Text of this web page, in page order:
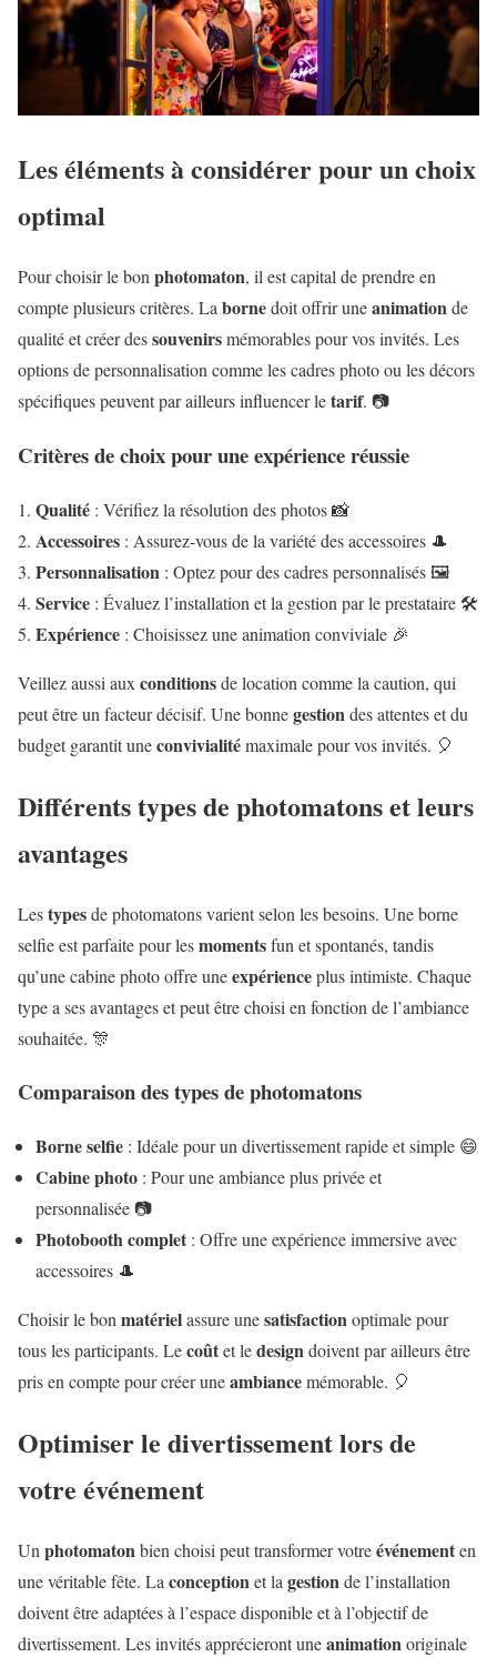
Les éléments à considérer pour un choix
optimal
Pour choisir le bonphotomaton, il est capital de prendre en
compte plusieurs critères. Labornedoit offrir uneanimationde
qualité et créer dessouvenirsmémorables pour vos invités. Les
options de personnalisation comme les cadres photo ou les décors
spécifiques peuvent par ailleurs influencer letarif. 📷
Critères de choix pour une expérience réussie
Qualité : Vérifiez la résolution des photos 📸
Accessoires : Assurez-vous de la variété des accessoires 🎩
Personnalisation : Optez pour des cadres personnalisés 🖼️
Service : Évaluez l’installation et la gestion par le prestataire 🛠️
Expérience : Choisissez une animation conviviale 🎉
Veillez aussi aux conditionsde location comme la caution, qui
peut être un facteur décisif. Une bonnegestiondes attentes et du
budget garantit uneconvivialitémaximale pour vos invités. 🎈
Différents types de photomatons et leurs
avantages
Lestypesde photomatons varient selon les besoins. Une borne
selfie est parfaite pour lesmomentsfun et spontanés, tandis
qu’une cabine photo offre uneexpérienceplus intimiste. Chaque
type a ses avantages et peut être choisi en fonction de l’ambiance
souhaitée. 🎊
Comparaison des types de photomatons
Borne selfie : Idéale pour un divertissement rapide et simple 😄
Cabine photo : Pour une ambiance plus privée et
personnalisée 📷
Photobooth complet : Offre une expérience immersive avec
accessoires 🎩
Choisir le bon matérielassure unesatisfactionoptimale pour
tous les participants. Lecoûtet ledesigndoivent par ailleurs être
pris en compte pour créer uneambiancemémorable. 🎈
Optimiser le divertissement lors de
votre événement
Un photomatonbien choisi peut transformer votreévénementen
une véritable fête. La conceptionet la gestionde l’installation
doivent être adaptées à l’espace disponible et à l’objectif de
divertissement. Les invités apprécieront uneanimationoriginale